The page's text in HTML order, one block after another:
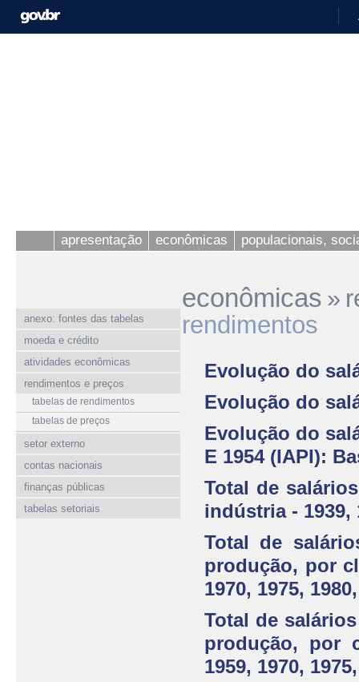
apresentação econômicas populacionais,
anexo: fontes das tabelas
moeda e crédito
atividades econômicas
rendimentos e preços
tabelas de rendimentos
tabelas de preços
setor externo
contas nacionais
finanças públicas
tabelas setoriais
econômicas »
rendimentos
Evolução do
Evolução do
Evolução do
E 1954 (IAPI):
Total de
indústria - 1939,
Total de
produção, por
1970, 1975,
Total de
produção, por
1959, 1970,